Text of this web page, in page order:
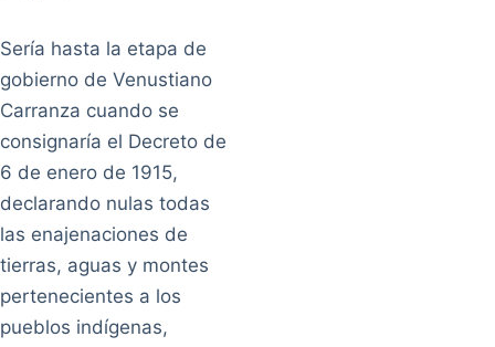
Sería hasta la etapa de
gobierno de Venustiano
Carranza cuando se
consignaría el Decreto de
6 de enero de 1915,
declarando nulas todas
las enajenaciones de
tierras, aguas y montes
pertenecientes a los
pueblos indígenas,